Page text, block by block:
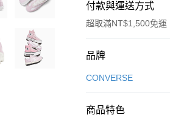
付款與運送方式
超取滿NT$1,500免運
付款方式
信用卡一次付款
品牌
CONVERSE
商品特色